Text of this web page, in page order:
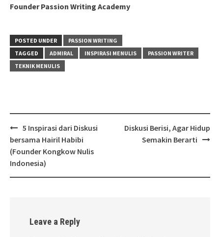
Founder Passion Writing Academy
POSTED UNDER
PASSION WRITING
TAGGED
ADMIRAL INSPIRASI MENULIS
PASSION WRITER
TEKNIK MENULIS
Post
navigation
5 Inspirasi dari Diskusi
bersama Hairil Habibi
(Founder Kongkow Nulis
Indonesia)
Diskusi Berisi, Agar Hidup
Semakin Berarti
Leave a Reply